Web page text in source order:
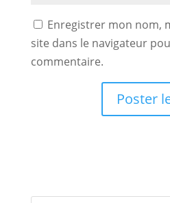
Enregistrer mon nom,
site dans le navigateur
commentaire.